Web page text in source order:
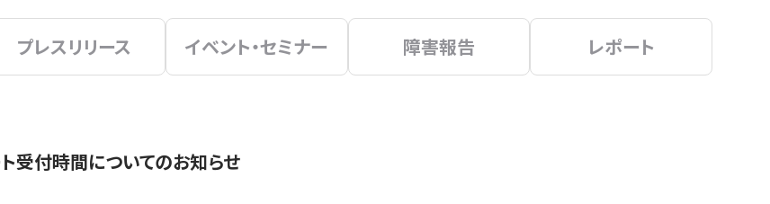
プレスリリース イベント・セミナー 障害報告 レポート
受付時間についてのお知らせ